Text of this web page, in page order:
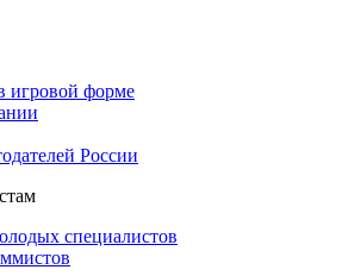
игровой форме
России
специалистов